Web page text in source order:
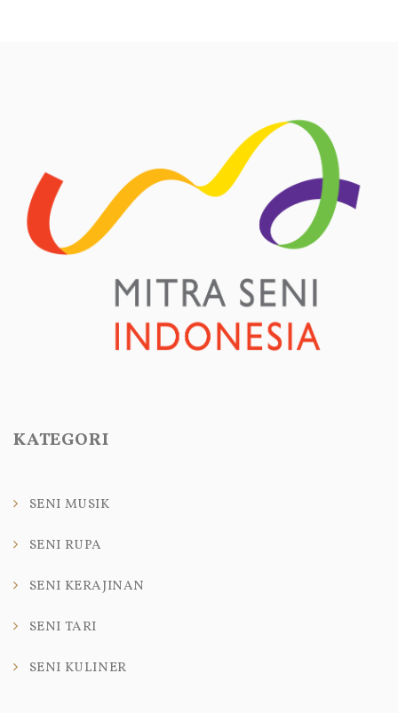
KATEGORI
SENI MUSIK
SENI RUPA
SENI KERAJINAN
SENI TARI
SENI KULINER